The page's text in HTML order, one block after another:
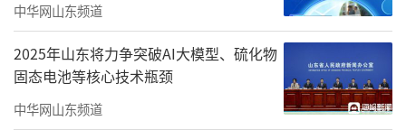
中华网山东频道
2025年山东将力争突破AI大模型、硫化物
固态电池等核心技术瓶颈
中华网山东频道